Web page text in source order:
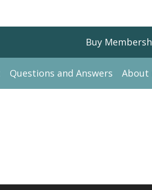
Buy
Questions and Answers About